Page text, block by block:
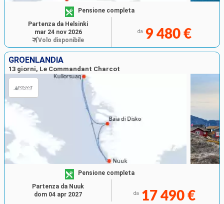
Pensione completa
da 9 480 €
Partenza da Helsinki
mar 24 nov 2026
Volo disponibile
GROENLANDIA
13 giorni, Le Commandant Charcot
Pensione completa
da 17 490 €
Partenza da Nuuk
dom 04 apr 2027